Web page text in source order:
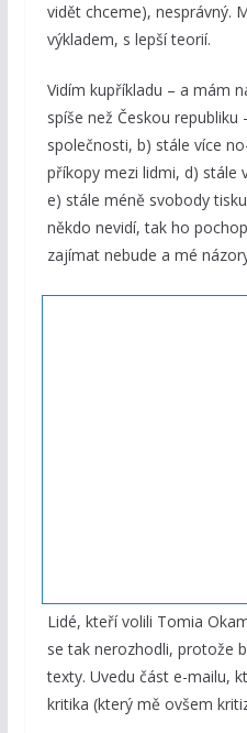
vidět chceme), nesprávný.
výkladem, s lepší teorií.
Vidím kupříkladu – a mám
spíše než Českou
společnosti, b) stále více
příkopy mezi lidmi, d) stále
e) stále méně svobody
někdo nevidí, tak ho
zajímat nebude a mé
Lidé, kteří volili Tomia
se tak nerozhodli, protože
texty. Uvedu část e-mailu,
kritika (který mě ovšem